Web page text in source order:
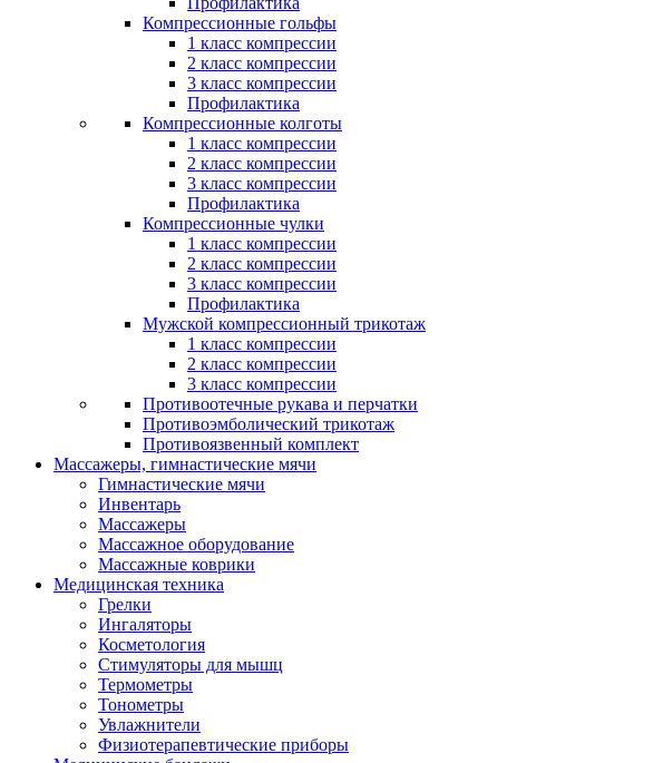
Компрессионные гольфы
1 класс компрессии
2 класс компрессии
3 класс компрессии
Профилактика
Компрессионные колготы
1 класс компрессии
2 класс компрессии
3 класс компрессии
Профилактика
Компрессионные чулки
1 класс компрессии
2 класс компрессии
3 класс компрессии
Профилактика
Мужской компрессионный трикотаж
1 класс компрессии
2 класс компрессии
3 класс компрессии
Противоотечные рукава и перчатки
Противоэмболический трикотаж
Противоязвенный комплект
Массажеры, гимнастические мячи
Гимнастические мячи
Инвентарь
Массажеры
Массажное оборудование
Массажные коврики
Медицинская техника
Грелки
Ингаляторы
Косметология
Стимуляторы для мышц
Термометры
Тонометры
Увлажнители
Физиотерапевтические приборы